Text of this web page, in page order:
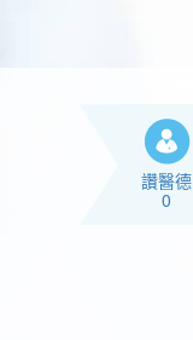
讚醫德
0